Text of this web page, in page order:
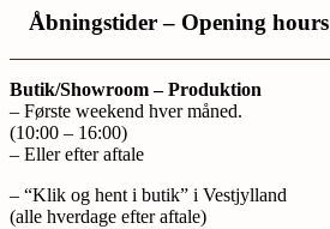
Åbningstider – Opening hours
Butik/Showroom – Produktion
– Første weekend hver måned.
(10:00 – 16:00)
– Eller efter aftale
– “Klik og hent i butik” i Vestjylland
(alle hverdage efter aftale)